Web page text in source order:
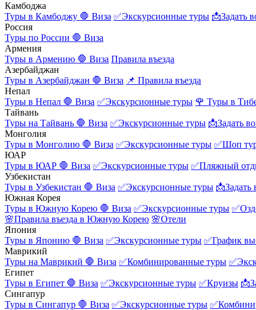
Камбоджа
Туры в Камбоджу 🛑 Виза ✅Экскурсионные туры 📩Задать
Россия
Туры по России 🛑 Виза
Армения
Туры в Армению 🛑 Виза Правила въезда
Азербайджан
Туры в Азербайджан 🛑 Виза 📌 Правила въезда
Непал
Туры в Непал 🛑 Виза ✅Экскурсионные туры 🌹 Туры в
Тайвань
Туры на Тайвань 🛑 Виза ✅Экскурсионные туры 📩Задать
Монголия
Туры в Монголию 🛑 Виза ✅Экскурсионные туры ✅Шоп
ЮАР
Туры в ЮАР 🛑 Виза ✅Экскурсионные туры ✅Пляжный
Узбекистан
Туры в Узбекистан 🛑 Виза ✅Экскурсионные туры 📩Задать
Южная Корея
Туры в Южную Корею 🛑 Виза ✅Экскурсионные туры
🌸Правила въезда в Южную Корею 🌸Отели
Япония
Туры в Японию 🛑 Виза ✅Экскурсионные туры ✅График
Маврикий
Туры на Маврикий 🛑 Виза ✅Комбинированные туры
Египет
Туры в Египет 🛑 Виза ✅Экскурсионные туры ✅Круизы
Сингапур
Туры в Сингапур 🛑 Виза ✅Экскурсионные туры